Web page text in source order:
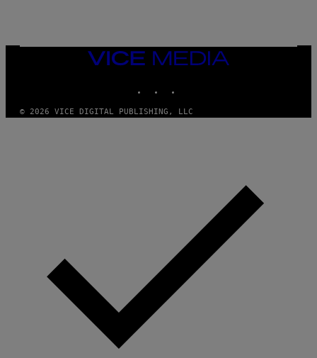
N
VICE
MEDIA
© 2026 VICE DIGITAL PUBLISHING, LLC